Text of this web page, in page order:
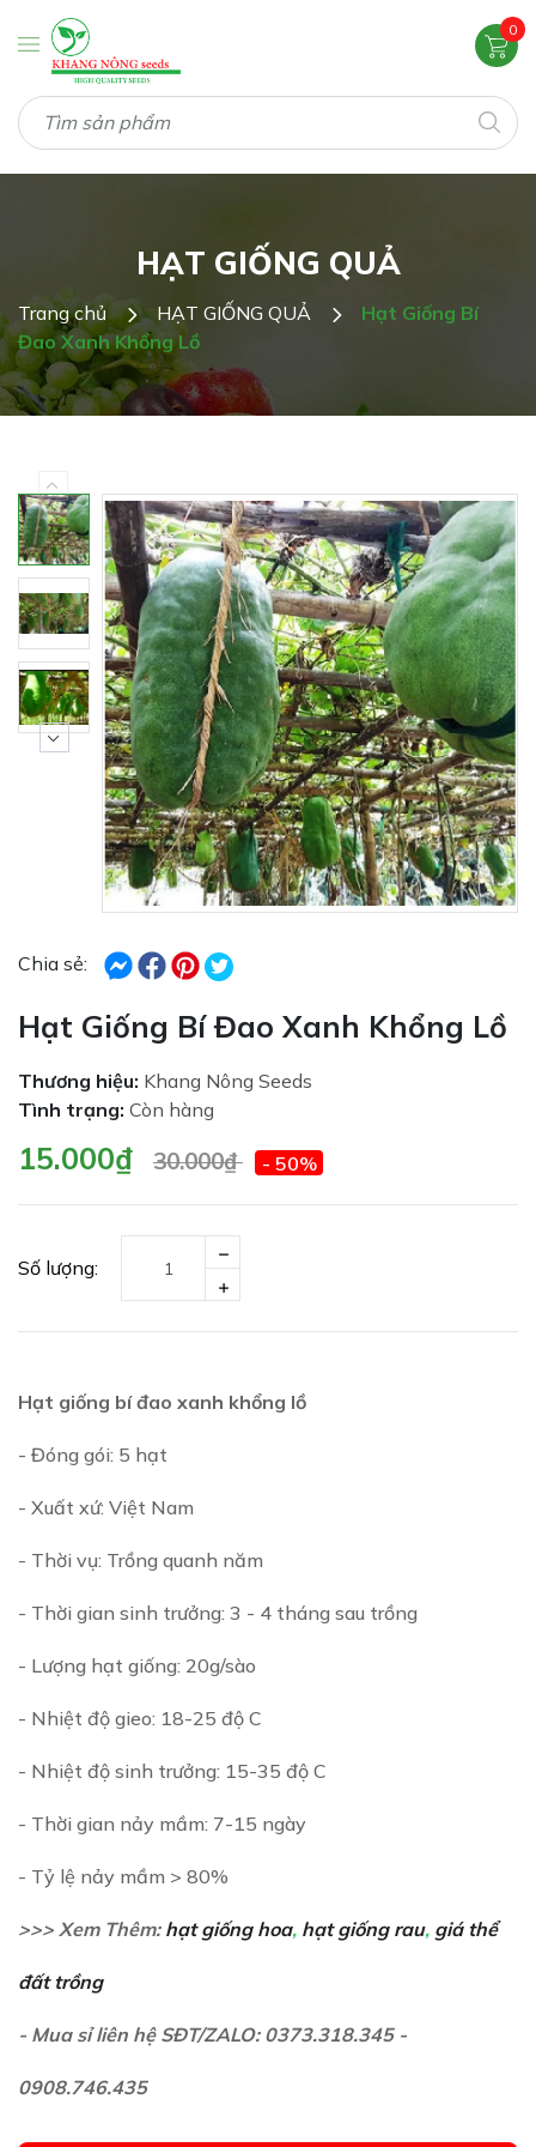
0
HẠT GIỐNG QUẢ
Trang chủ HẠT GIỐNG QUẢ
Hạt Giống Bí
Đao Xanh Khổng Lồ
Chia sẻ:
Hạt Giống Bí Đao Xanh Khổng Lồ
Thương hiệu: Khang Nông Seeds
Tình trạng: Còn hàng
15.000₫ 30.000₫ - 50%
Số lượng:
Hạt giống bí đao xanh khổng lồ
- Đóng gói: 5 hạt
- Xuất xứ: Việt Nam
- Thời vụ: Trồng quanh năm
- Thời gian sinh trưởng: 3 - 4 tháng sau trồng
- Lượng hạt giống: 20g/sào
- Nhiệt độ gieo: 18-25 độ C
- Nhiệt độ sinh trưởng: 15-35 độ C
- Thời gian nảy mầm: 7-15 ngày
- Tỷ lệ nảy mầm > 80%
>>> Xem Thêm: hạt giống hoa, hạt giống rau, giá thể
đất trồng
- Mua sỉ liên hệ SĐT/ZALO: 0373.318.345 -
0908.746.435